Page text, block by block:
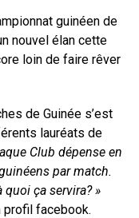
guinéen de
nouvel élan cette
loin de faire rêver
de Guinée s’est
lauréats de
Club dépense en
par match.
ça servira?»
profil facebook.